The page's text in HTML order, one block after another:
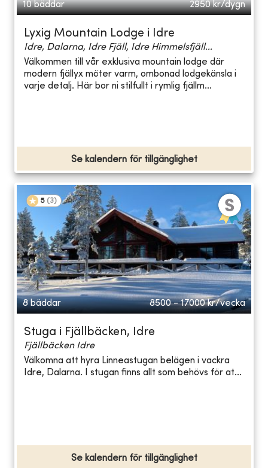
10 bäddar 2950 kr/dygn
Lyxig Mountain Lodge i Idre
Idre, Dalarna, Idre Fjäll, Idre Himmelsfjäll...
Välkommen till vår exklusiva mountain lodge där
modern fjällyx möter varm, ombonad lodgekänsla i
varje detalj. Här bor ni stilfullt i rymlig fjällm...
Se kalendern för tillgänglighet
5 (3)
8 bäddar 8500 - 17000 kr/vecka
Stuga i Fjällbäcken, Idre
Fjällbäcken Idre
Välkomna att hyra Linneastugan belägen i vackra
Idre, Dalarna. I stugan finns allt som behövs för at...
Se kalendern för tillgänglighet